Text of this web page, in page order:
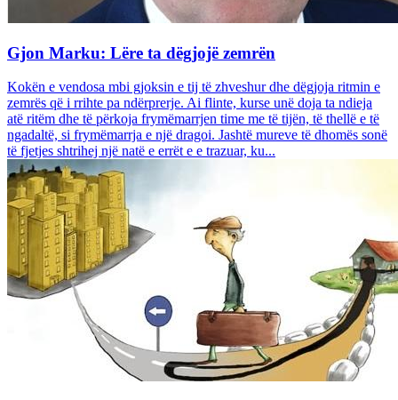
Gjon Marku: Lëre ta dëgjojë zemrën
Kokën e vendosa mbi gjoksin e tij të zhveshur dhe dëgjoja ritmin e
zemrës që i rrihte pa ndërprerje. Ai flinte, kurse unë doja ta ndieja
atë ritëm dhe të përkoja frymëmarrjen time me të tijën, të thellë e të
ngadaltë, si frymëmarrja e një dragoi. Jashtë mureve të dhomës sonë
të fjetjes shtrihej një natë e errët e e trazuar, ku...